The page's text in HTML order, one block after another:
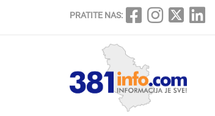
PRATITE NAS: